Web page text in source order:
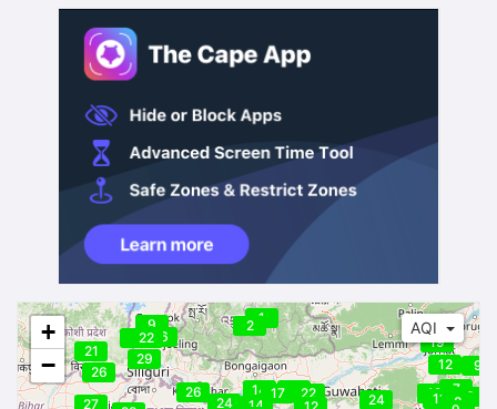
AQI
21
24
9
8
2
26
21
9
1
12
22
14
24
19
16
6
27
17
14 7
22
29
26
11
12
12
+
−